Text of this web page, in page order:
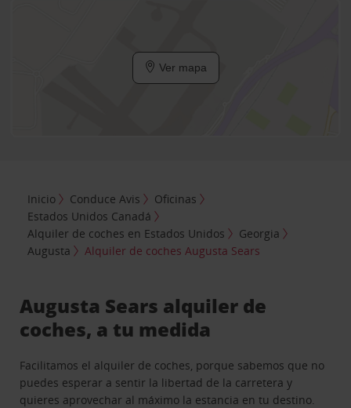
Ver mapa
Inicio Conduce Avis
Oficinas
Estados Unidos Canadá
Alquiler de coches en Estados Unidos
Georgia
Augusta
Alquiler de coches Augusta Sears
Augusta Sears alquiler de
coches, a tu medida
Facilitamos el alquiler de coches, porque sabemos que no
puedes esperar a sentir la libertad de la carretera y
quieres aprovechar al máximo la estancia en tu destino.